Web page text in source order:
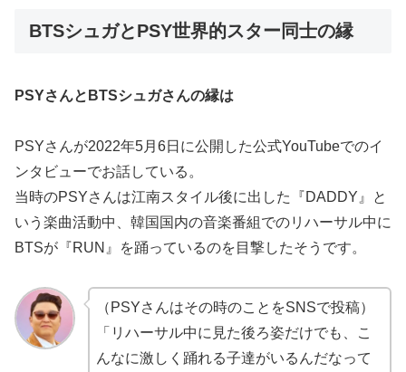
BTSシュガとPSY世界的スター同士の縁
PSYさんとBTSシュガさんの縁は
PSYさんが2022年5月6日に公開した公式YouTubeでのイ
ンタビューでお話している。
当時のPSYさんは江南スタイル後に出した『DADDY』と
いう楽曲活動中、韓国国内の音楽番組でのリハーサル中に
BTSが『RUN』を踊っているのを目撃したそうです。
（PSYさんはその時のことをSNSで投稿）
「リハーサル中に見た後ろ姿だけでも、こ
んなに激しく踊れる子達がいるんだなって